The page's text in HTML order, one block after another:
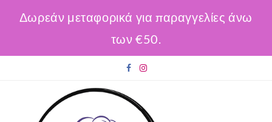
Δωρεάν μεταφορικά για παραγγελίες άνω
των €50.